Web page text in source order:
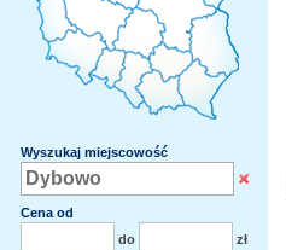
Wyszukaj miejscowość
Cena od
do
zł